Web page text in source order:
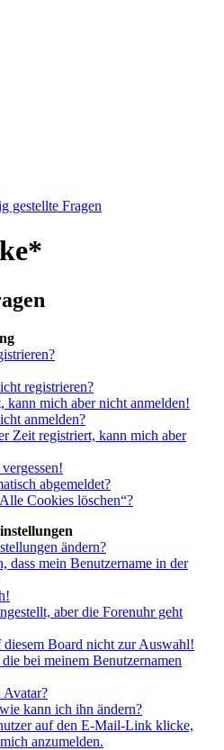
gestellte Fragen
registrieren?
kann mich aber nicht anmelden!
anmelden?
Zeit registriert, kann mich aber
abgemeldet?
Cookies löschen“?
ändern?
dass mein Benutzername in der
aber die Forenuhr geht
diesem Board nicht zur Auswahl!
bei meinem Benutzernamen
Avatar?
kann ich ihn ändern?
auf den E-Mail-Link klicke,
anzumelden.